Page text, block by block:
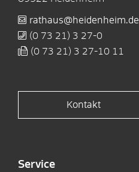
rathaus@heidenheim.de
(0 73 21) 3 27-0
(0 73 21) 3 27-10 11
Kontakt
Service